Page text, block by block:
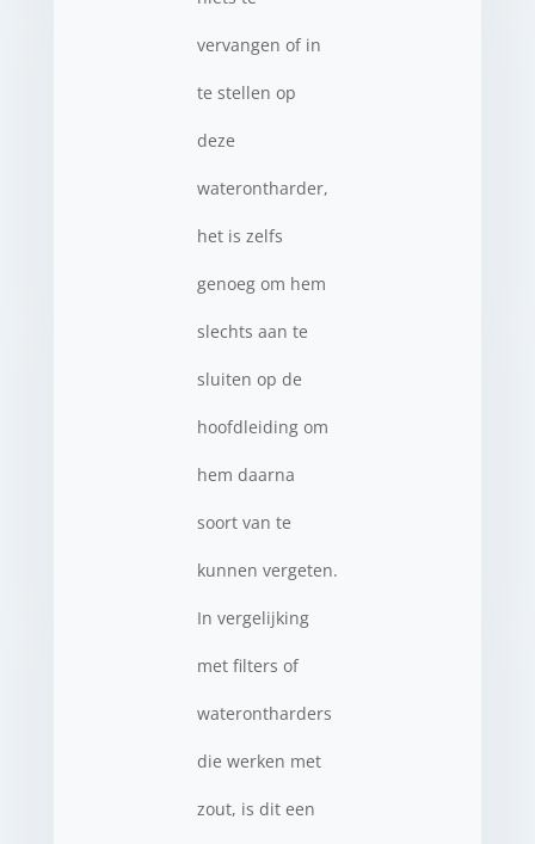
vervangen of in
te stellen op
deze
waterontharder,
het is zelfs
genoeg om hem
slechts aan te
sluiten op de
hoofdleiding om
hem daarna
soort van te
kunnen vergeten.
In vergelijking
met filters of
waterontharders
die werken met
zout, is dit een